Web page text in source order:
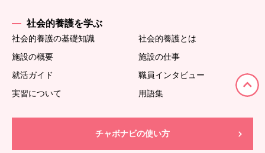
社会的養護を学ぶ
社会的養護の基礎知識
社会的養護とは
施設の概要
施設の仕事
就活ガイド
職員インタビュー
実習について
用語集
チャボナビの使い方